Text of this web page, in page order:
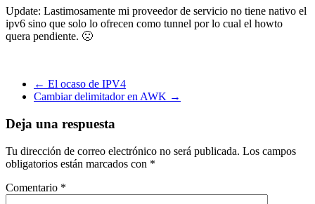
Update: Lastimosamente mi proveedor de servicio no tiene nativo el
ipv6 sino que solo lo ofrecen como tunnel por lo cual el howto
quera pendiente. 🙁
← El ocaso de IPV4
Cambiar delimitador en AWK →
Deja una respuesta
Tu dirección de correo electrónico no será publicada. Los campos
obligatorios están marcados con *
Comentario *